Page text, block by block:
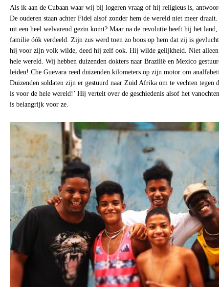
Als ik aan de Cubaan waar wij bij logeren vraag of hij religieus is,
De ouderen staan achter Fidel alsof zonder hem de wereld niet meer
uit een heel welvarend gezin komt? Maar na de revolutie heeft hij het
familie óók verdeeld. Zijn zus werd toen zo boos op hem dat zij is
hij voor zijn volk wilde, deed hij zelf ook. Hij wilde gelijkheid. Niet alleen
hele wereld. Wij hebben duizenden dokters naar Brazilië en Mexico
leiden! Che Guevara reed duizenden kilometers op zijn motor om
Duizenden soldaten zijn er gestuurd naar Zuid Afrika om te vechten tegen
is voor de hele wereld!’ Hij vertelt over de geschiedenis alsof het
is belangrijk voor ze.